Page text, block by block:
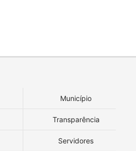
Município
Transparência
Servidores